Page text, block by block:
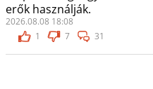
erők használják.
2026.08.08 18:08
1
7 31